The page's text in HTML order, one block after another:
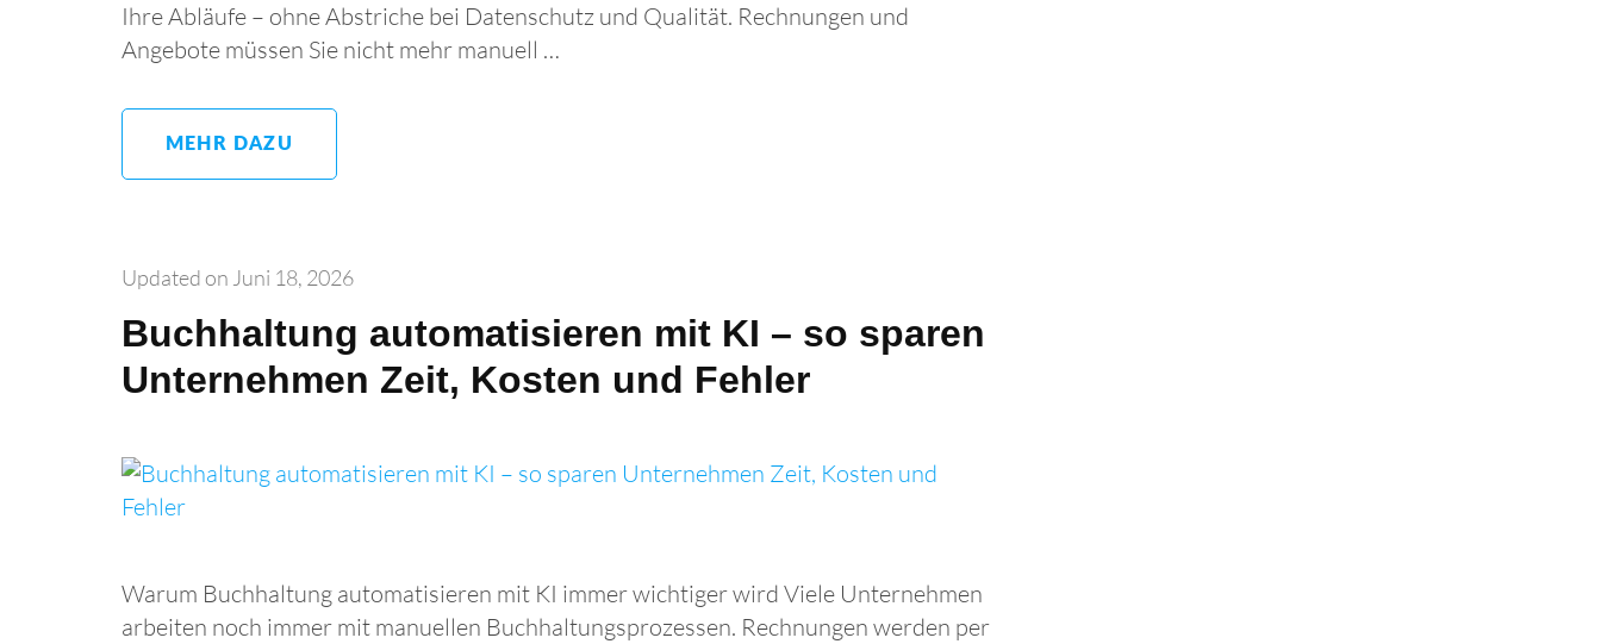
Ihre Abläufe – ohne Abstriche bei Datenschutz und Qualität. Rechnungen und
Angebote müssen Sie nicht mehr manuell …
MEHR DAZU
Updated on Juni 18, 2026
Buch­haltung auto­matisieren mit KI – so sparen
Unternehmen Zeit, Kosten und Fehler
Warum Buch­haltung auto­matisieren mit KI immer wichtiger wird Viele Unternehmen
arbeiten noch immer mit manuellen Buchhaltungsprozessen. Rechnungen werden per